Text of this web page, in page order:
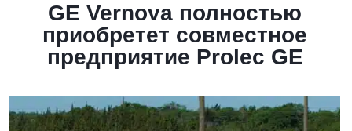
GE Vernova полностью
приобретет совместное
предприятие Prolec GE